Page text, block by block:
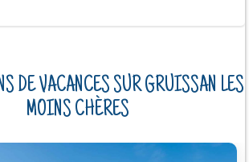
DE VACANCES SUR GRUISSAN LES
MOINS CHÈRES